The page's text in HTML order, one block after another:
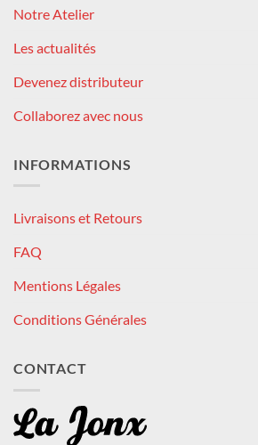
Notre Atelier
Les actualités
Devenez distributeur
Collaborez avec nous
INFORMATIONS
Livraisons et Retours
FAQ
Mentions Légales
Conditions Générales
CONTACT